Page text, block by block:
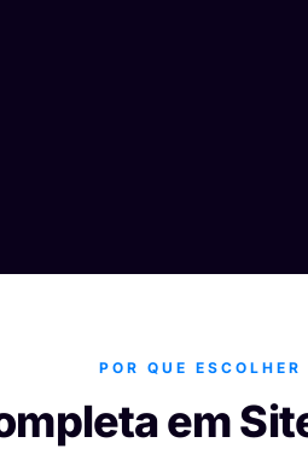
POR QUE
em